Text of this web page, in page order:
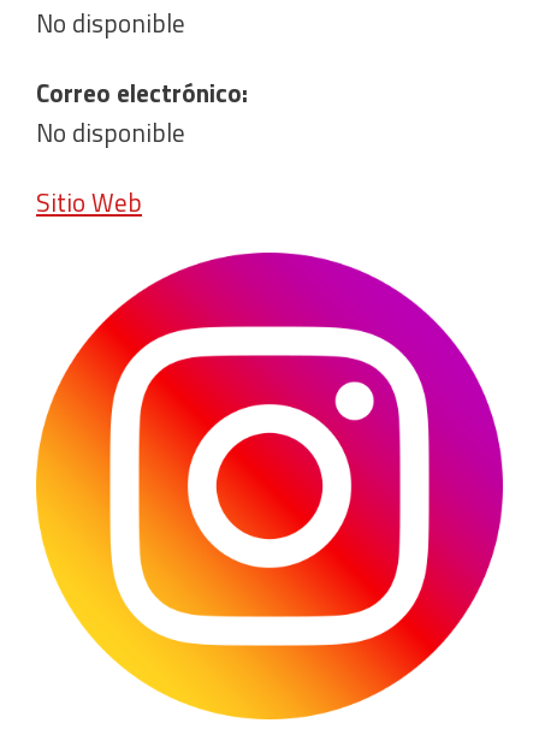
No disponible
Correo electrónico:
No disponible
Sitio Web